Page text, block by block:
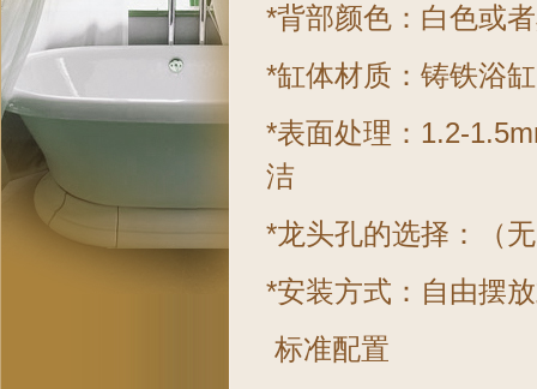
*背部颜色：白色或
*缸体材质： 铸铁浴缸
*表面处理：1.2-
洁
*龙头孔的选择：（
*安装方式：自由摆
标准配置